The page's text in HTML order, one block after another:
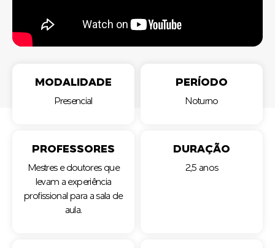
MODALIDADE
Presencial
PERÍODO
Noturno
PROFESSORES
Mestres e doutores que
levam a experiência
profissional para a sala de
aula.
DURAÇÃO
2,5 anos